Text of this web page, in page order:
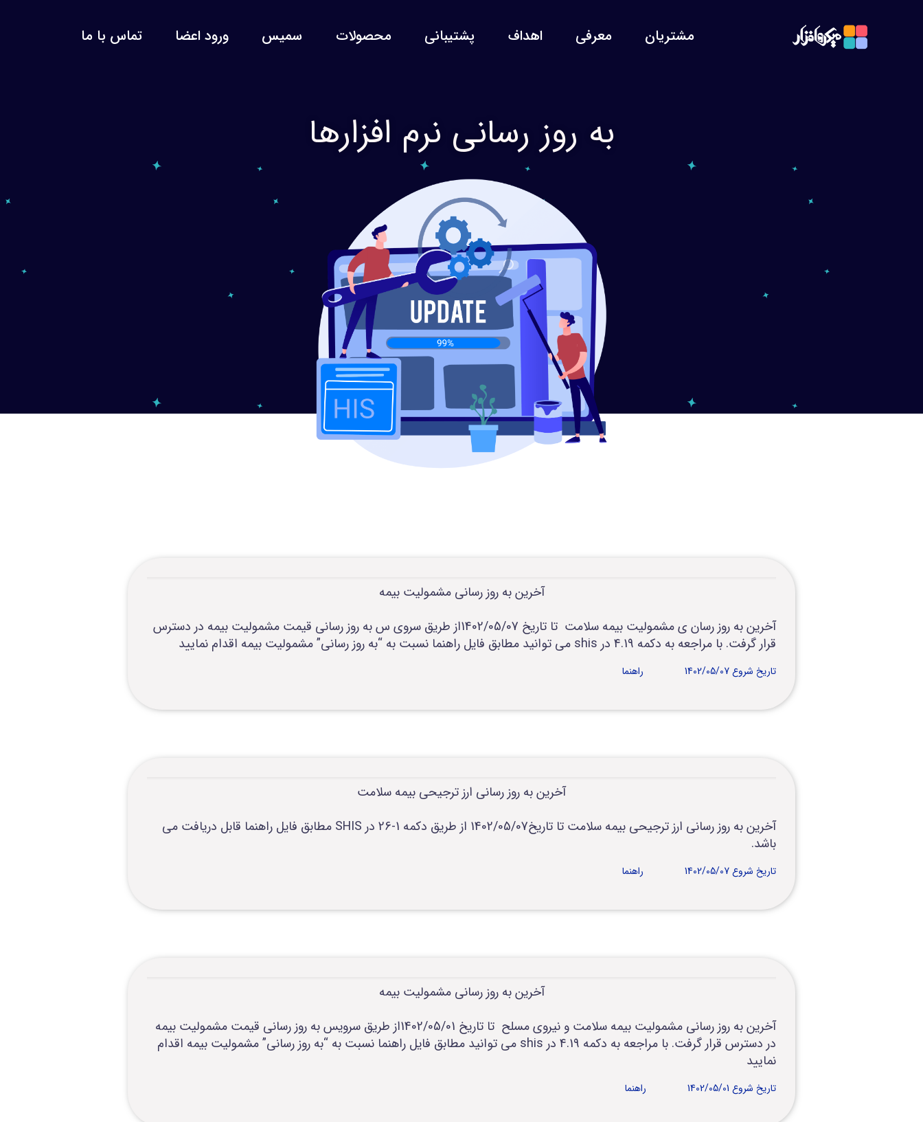
مشتریان معرفی اهداف پشتیبانی محصولات سمیس ورود اعضا تماس با ما
به روز رسانی نرم افزارها
آخرین به روز رسانی مشمولیت بیمه
آخرین به روز رسان ی مشمولیت بیمه سلامت تا تاریخ 1402/05/07از طریق سروی س به روز رسانی قیمت مشمولیت بیمه در دسترس
قرار گرفت. با مراجعه به دکمه 4.19 در shis می توانید مطابق فایل راهنما نسبت به “به روز رسانی” مشمولیت بیمه اقدام نمایید
تاریخ شروع 1402/05/07 راهنما
آخرین به روز رسانی ارز ترجیحی بیمه سلامت
آخرین به روز رسانی ارز ترجیحی بیمه سلامت تا تاریخ1402/05/07 از طریق دکمه 1-26 در SHIS مطابق فایل راهنما قابل دریافت می
باشد.
تاریخ شروع 1402/05/07 راهنما
آخرین به روز رسانی مشمولیت بیمه
آخرین به روز رسانی مشمولیت بیمه سلامت و نیروی مسلح تا تاریخ 1402/05/01از طریق سرویس به روز رسانی قیمت مشمولیت بیمه
در دسترس قرار گرفت. با مراجعه به دکمه 4.19 در shis می توانید مطابق فایل راهنما نسبت به “به روز رسانی” مشمولیت بیمه اقدام
نمایید
تاریخ شروع 1402/05/01 راهنما